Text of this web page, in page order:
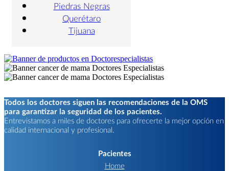
Piedras Negras
Querétaro
Tijuana
Todos los doctores siguen las recomendaciones de la OMS
para garantizar la seguridad de los pacientes.
Entrevistamos a miles de doctores para ofrecerte la mejor opción en
calidad internacional y profesional.
Pacientes
Home